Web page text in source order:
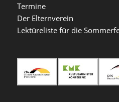
Termine
Der Elternverein
Lektüreliste für die